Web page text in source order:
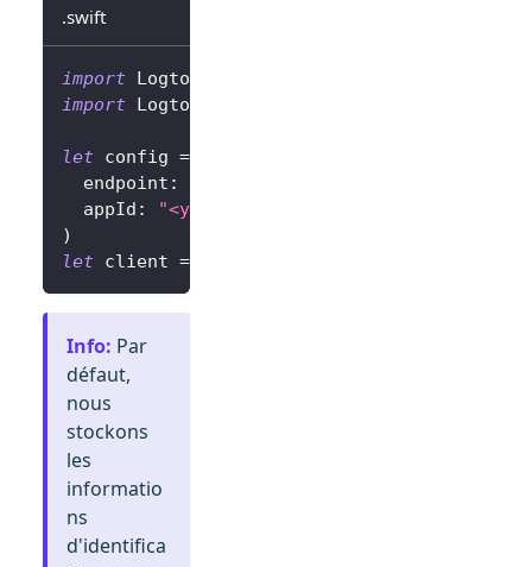
.swift
import Logto
import LogtoClient
let config =
  endpoint
:
  appId
:
"<your-app-id>"
)
let client =
Info: Par
défaut,
nous
stockons
les
informatio
ns
d'identifica